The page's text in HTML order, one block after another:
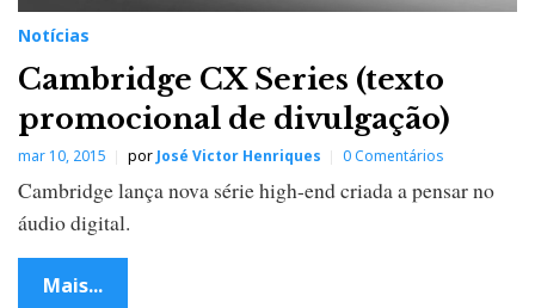
Notícias
Cambridge CX Series (texto
promocional de divulgação)
mar 10, 2015 por José Victor Henriques 0 Comentários
Cambridge lança nova série high-end criada a pensar no
áudio digital.
Mais...